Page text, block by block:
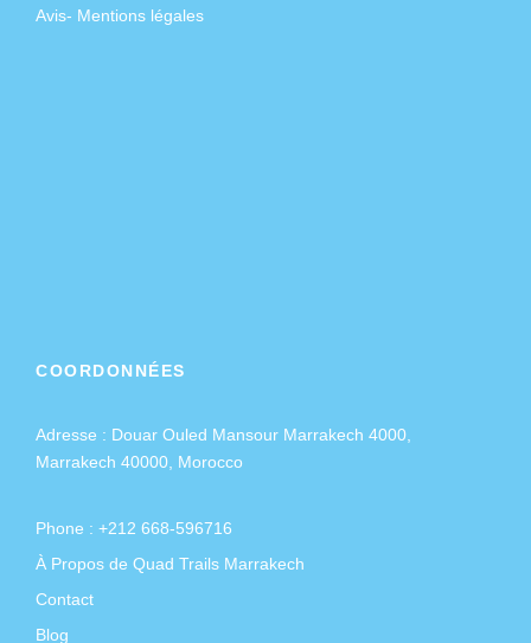
Avis- Mentions légales
COORDONNÉES
Adresse : Douar Ouled Mansour Marrakech 4000,
Marrakech 40000, Morocco
Phone : +212 668-596716
À Propos de Quad Trails Marrakech
Contact
Blog